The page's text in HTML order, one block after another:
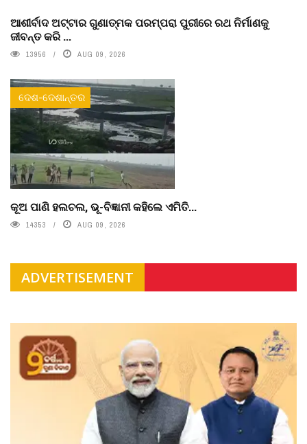
ଆଶୀର୍ବାଦ ଅଟ୍ଟାର ଗୁଣାତ୍ମକ ପରମ୍ପରା ପୁରୀରେ ରଥ ନିର୍ମାଣକୁ
ଜୀବନ୍ତ କରି ...
13956 AUG 09, 2026
ଦେଶ-ଦେଶାନ୍ତର
କୂଅ ପାଣି ହଲଚଲ, ଭୂ-ବିଜ୍ଞାନୀ କହିଲେ ଏମିତି...
14353 AUG 09, 2026
ADVERTISEMENT